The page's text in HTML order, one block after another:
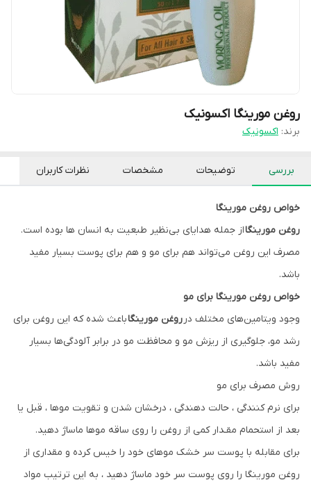
روغن مورینگا اکسونیک
برند: اکسونیک
بررسی توضیحات مشخصات نظرات کاربران
خواص روغن مورینگا
روغن مورینگااز جمله هدایای بی‌نظیر طبعیت به انسان ها بوده است.
مصرف این روغن می‌تواند هم برای مو و هم برای پوست بسیار مفید
باشد.
خواص روغن مورینگا برای مو
وجود ویتامین‌های مختلف درروغن مورینگاباعث شده که این روغن برای
رشد مو، جلوگیری از ریزش مو و محافظت مو در برابر آلودگی‌ها بسیار
مفید باشد.
روش مصرف برای مو
برای نرم کنندگی ، حالت دهندگی ، درخشان شدن و تقویت موها ، قبل یا
بعد از استحمام مقـدار کمی از روغن را روی ساقه موها ماساژ دهید.
برای مقابله با پوست سر خشک موهای خود را خیس کرده و مقداری از
روغن مورینگا را روی پوست سر خود ماساژ دهید ، به این ترتیب مواد